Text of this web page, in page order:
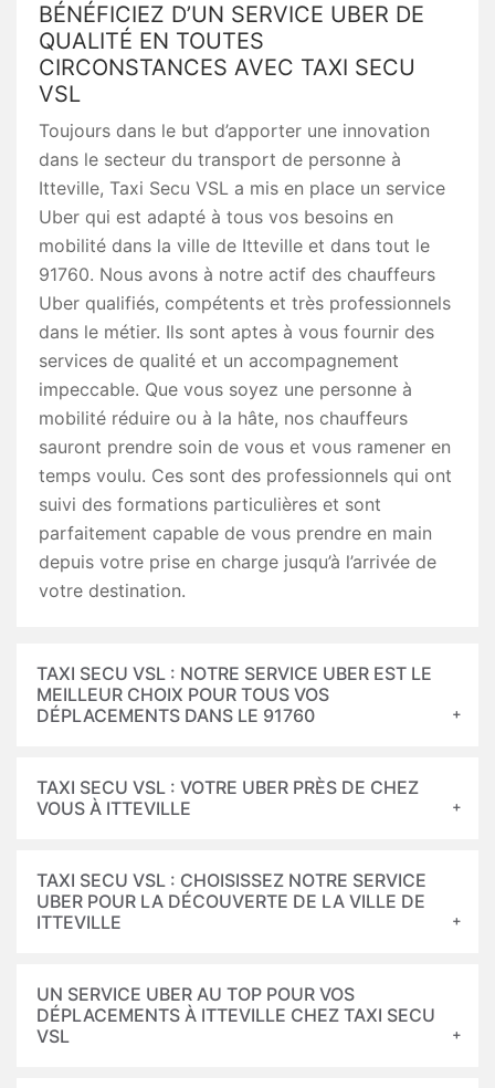
BÉNÉFICIEZ D’UN SERVICE UBER DE
QUALITÉ EN TOUTES
CIRCONSTANCES AVEC TAXI SECU
VSL
Toujours dans le but d’apporter une innovation
dans le secteur du transport de personne à
Itteville, Taxi Secu VSL a mis en place un service
Uber qui est adapté à tous vos besoins en
mobilité dans la ville de Itteville et dans tout le
91760. Nous avons à notre actif des chauffeurs
Uber qualifiés, compétents et très professionnels
dans le métier. Ils sont aptes à vous fournir des
services de qualité et un accompagnement
impeccable. Que vous soyez une personne à
mobilité réduire ou à la hâte, nos chauffeurs
sauront prendre soin de vous et vous ramener en
temps voulu. Ces sont des professionnels qui ont
suivi des formations particulières et sont
parfaitement capable de vous prendre en main
depuis votre prise en charge jusqu’à l’arrivée de
votre destination.
TAXI SECU VSL : NOTRE SERVICE UBER EST LE
MEILLEUR CHOIX POUR TOUS VOS
DÉPLACEMENTS DANS LE 91760
TAXI SECU VSL : VOTRE UBER PRÈS DE CHEZ
VOUS À ITTEVILLE
TAXI SECU VSL : CHOISISSEZ NOTRE SERVICE
UBER POUR LA DÉCOUVERTE DE LA VILLE DE
ITTEVILLE
UN SERVICE UBER AU TOP POUR VOS
DÉPLACEMENTS À ITTEVILLE CHEZ TAXI SECU
VSL